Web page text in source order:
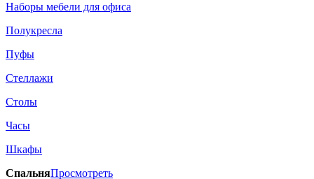
Наборы мебели для офиса
Полукресла
Пуфы
Стеллажи
Столы
Часы
Шкафы
СпальняПросмотреть